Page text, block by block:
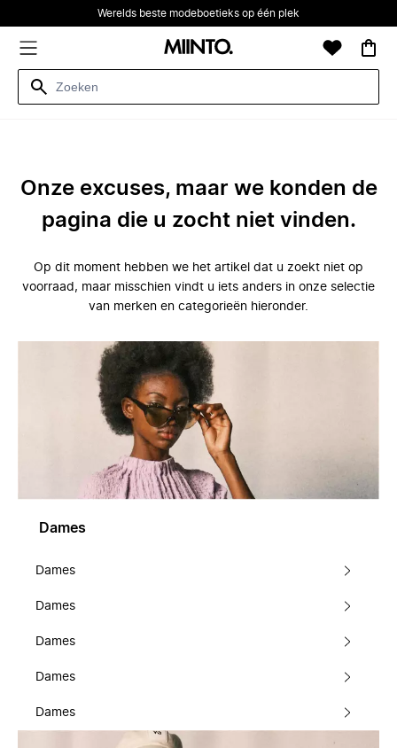
Werelds beste modeboetieks op één plek
Onze excuses, maar we konden de
pagina die u zocht niet vinden.
Op dit moment hebben we het artikel dat u zoekt niet op
voorraad, maar misschien vindt u iets anders in onze selectie
van merken en categorieën hieronder.
Dames
Dames
Dames
Dames
Dames
Dames